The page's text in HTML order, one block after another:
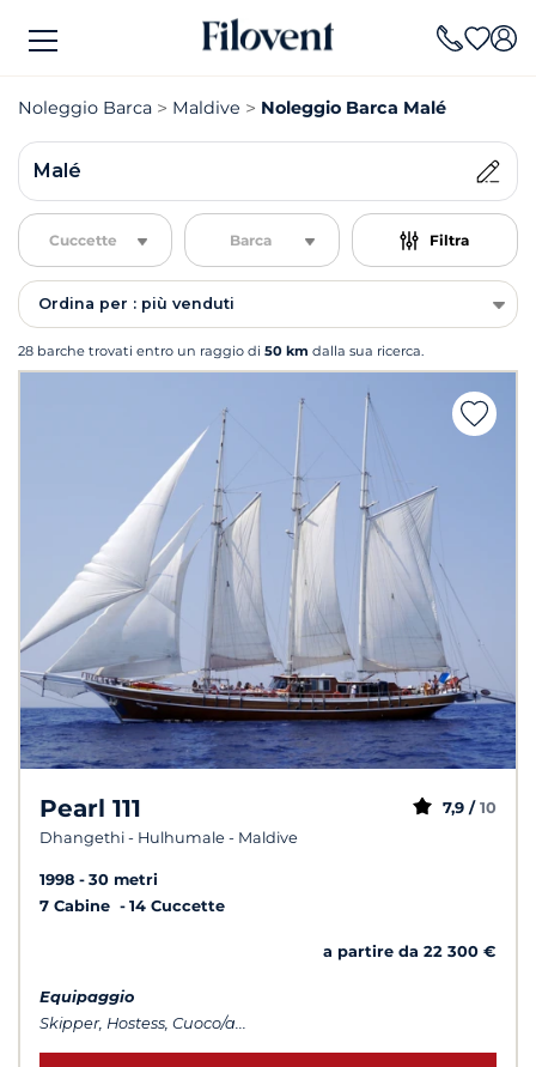
Noleggio Barca Maldive Noleggio Barca Malé
Malé
Cuccette Barca Filtra
Ordina per : più venduti
28 barche trovati entro un raggio di 50 km dalla sua ricerca.
Pearl 111
Dhangethi - Hulhumale - Maldive
7,9 / 10
1998
30 metri
7 Cabine
14 Cuccette
a partire da 22 300 €
Equipaggio
Skipper, Hostess, Cuoco/a...